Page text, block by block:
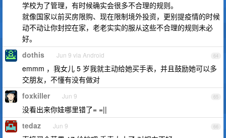
学校为了管理，有时候确实会很多不合理的规则。
就像国家以前买房限购、现在限制境外投资，更别提疫情的时候
动不动让你封控在家，老老实实的服从这些不合理的规则未必
好。
64
dothis Jun 9 via Android
emmm ，我女儿 5 岁我就主动给她买手表，并且鼓励她可以多
交朋友，不懂有没有做对
65
foxkiller Jun 9
没看出来你娃哪里错了= =||
66
tedaz Jun 9